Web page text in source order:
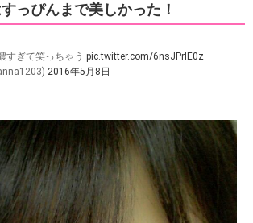
っぴんまで美しかった！
すぎて笑っちゃう pic.twitter.com/6nsJPrIE0z
2016年5月8日